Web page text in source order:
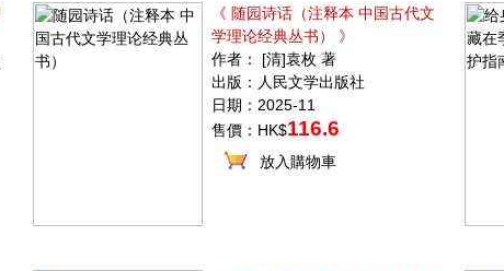
《 随园诗话（注释本 中国古代文
学理论经典丛书） 》
作者： [清]袁枚 著
出版：人民文学出版社
日期：2025-11
售價：HK$116.6
放入購物車